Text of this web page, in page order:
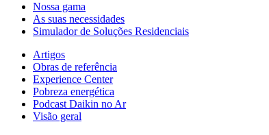
Nossa gama
As suas necessidades
Simulador de Soluções Residenciais
Artigos
Obras de referência
Experience Center
Pobreza energética
Podcast Daikin no Ar
Visão geral